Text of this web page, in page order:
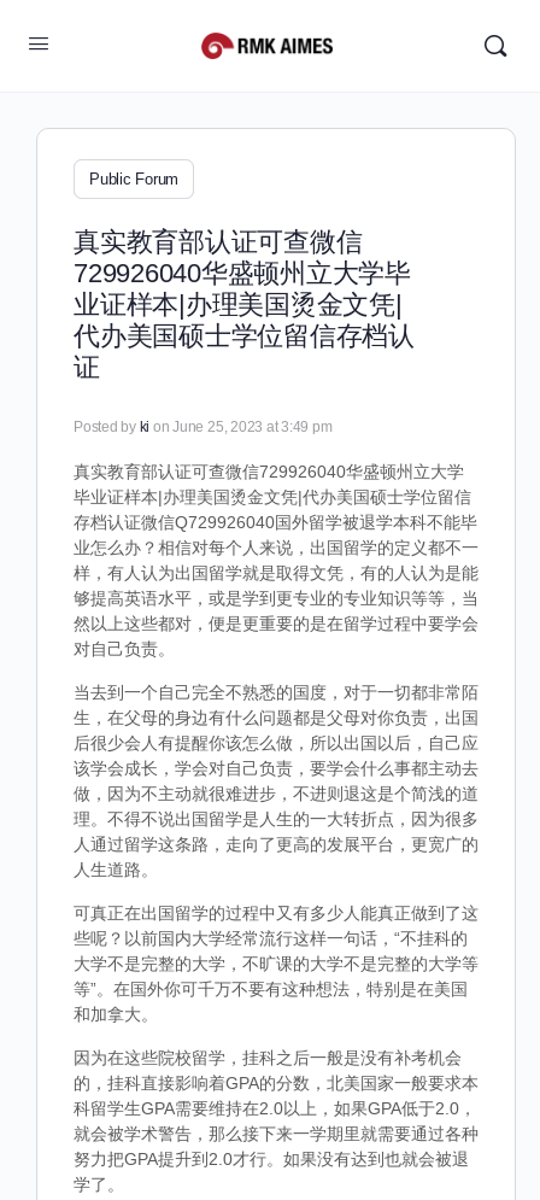
Public Forum
真实教育部认证可查微信
729926040华盛顿州立大学毕
业证样本|办理美国烫金文凭|
代办美国硕士学位留信存档认
证
Posted by ki on June 25, 2023 at 3:49 pm
真实教育部认证可查微信729926040华盛顿州立大学
毕业证样本|办理美国烫金文凭|代办美国硕士学位留信
存档认证微信Q729926040国外留学被退学本科不能毕
业怎么办？相信对每个人来说，出国留学的定义都不一
样，有人认为出国留学就是取得文凭，有的人认为是能
够提高英语水平，或是学到更专业的专业知识等等，当
然以上这些都对，便是更重要的是在留学过程中要学会
对自己负责。
当去到一个自己完全不熟悉的国度，对于一切都非常陌
生，在父母的身边有什么问题都是父母对你负责，出国
后很少会人有提醒你该怎么做，所以出国以后，自己应
该学会成长，学会对自己负责，要学会什么事都主动去
做，因为不主动就很难进步，不进则退这是个简浅的道
理。不得不说出国留学是人生的一大转折点，因为很多
人通过留学这条路，走向了更高的发展平台，更宽广的
人生道路。
可真正在出国留学的过程中又有多少人能真正做到了这
些呢？以前国内大学经常流行这样一句话，“不挂科的
大学不是完整的大学，不旷课的大学不是完整的大学等
等”。在国外你可千万不要有这种想法，特别是在美国
和加拿大。
因为在这些院校留学，挂科之后一般是没有补考机会
的，挂科直接影响着GPA的分数，北美国家一般要求本
科留学生GPA需要维持在2.0以上，如果GPA低于2.0，
就会被学术警告，那么接下来一学期里就需要通过各种
努力把GPA提升到2.0才行。如果没有达到也就会被退
学了。